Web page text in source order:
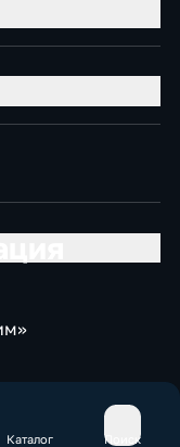
Каталог Поиск